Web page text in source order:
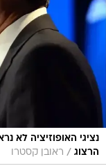
נציגי האופוזיציה לא
הרצוג / ראובן קסטרו